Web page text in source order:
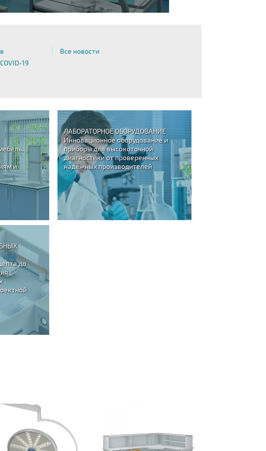
19
Все новости
и
ЛАБОРАТОРНОЕ ОБОРУДОВАНИЕ
Инновационное оборудование и
приборы для высокоточной
диагностики от проверенных
надежных производителей
до